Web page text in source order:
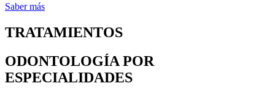
Saber más
TRATAMIENTOS
ODONTOLOGÍA POR
ESPECIALIDADES